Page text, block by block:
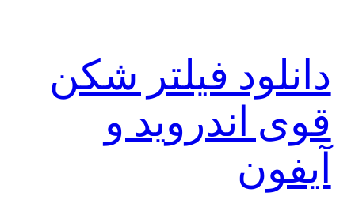
دانلود فیلتر شکن
قوی اندروید و
آیفون